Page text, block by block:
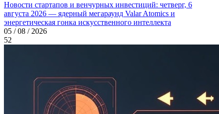
Новости стартапов и венчурных инвестиций: четверг, 6
августа 2026 — ядерный мегараунд Valar Atomics и
энергетическая гонка искусственного интеллекта
05 / 08 / 2026
52